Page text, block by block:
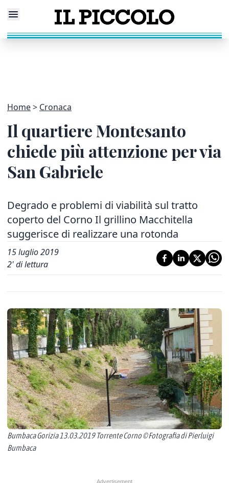
Home Cronaca
Il quartiere Montesanto
chiede più attenzione per via
San Gabriele
Degrado e problemi di viabilità sul tratto
coperto del Corno Il grillino Macchitella
suggerisce di realizzare una rotonda
15 luglio 2019
2' di lettura
Bumbaca Gorizia 13.03.2019 Torrente Corno © Fotografia di Pierluigi
Bumbaca